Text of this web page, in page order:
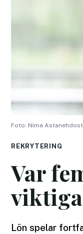
Foto: Nima Astanehdost
REKRYTERING
Var
Lön spelar